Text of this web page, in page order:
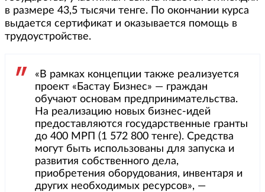
в размере 43,5 тысячи тенге. По окончании курса
выдается сертификат и оказывается помощь в
трудоустройстве.
«В рамках концепции также реализуется
проект «Бастау Бизнес» — граждан
обучают основам предпринимательства.
На реализацию новых бизнес-идей
предоставляются государственные гранты
до 400 МРП (1 572 800 тенге). Средства
могут быть использованы для запуска и
развития собственного дела,
приобретения оборудования, инвентаря и
других необходимых ресурсов», —